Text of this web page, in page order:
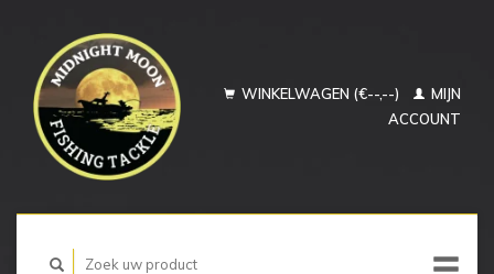
WINKELWAGEN (€--,--)
MIJN
ACCOUNT